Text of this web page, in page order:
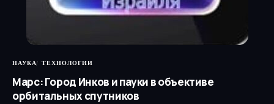
НАУКА ТЕХНОЛОГИИ
Марс: Город Инков и пауки в объективе
орбитальных спутников